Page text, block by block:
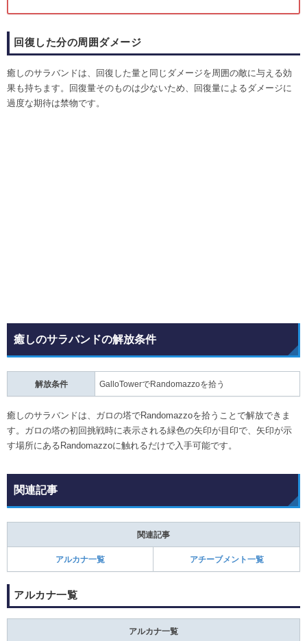
回復した分の周囲ダメージ
癒しのサラバンドは、回復した量と同じダメージを周囲の敵に与える効
果も持ちます。回復量そのものは少ないため、回復量によるダメージに
過度な期待は禁物です。
癒しのサラバンドの解放条件
解放条件 GalloTowerでRandomazzoを拾う
癒しのサラバンドは、ガロの塔でRandomazzoを拾うことで解放できま
す。ガロの塔の初回挑戦時に表示される緑色の矢印が目印で、矢印が示
す場所にあるRandomazzoに触れるだけで入手可能です。
関連記事
関連記事
アルカナ一覧 アチーブメント一覧
アルカナ一覧
アルカナ一覧